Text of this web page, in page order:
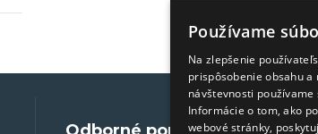
Používame
Na zlepšenie
prispôsobenie obsahu a
návštevnosti používame
Informácie o tom, ako
webové stránky,